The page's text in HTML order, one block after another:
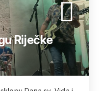
Riječke